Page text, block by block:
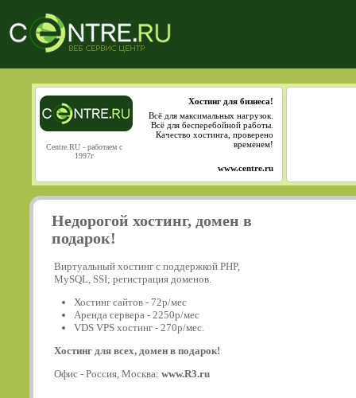
Centre.RU - работаем с
1997г
Хостинг для бизнеса!
Всё для максимальных нагрузок.
Всё для бесперебойной работы.
Качество хостинга, проверено
временем!
www.centre.ru
Недорогой хостинг, домен в
подарок!
Виртуальный хостинг с поддержкой PHP,
MySQL, SSI; регистрация доменов.
Хостинг сайтов - 72р/мес
Аренда сервера - 2250р/мес
VDS VPS хостинг - 270р/мес.
Хостинг для всех, домен в подарок!
Офис - Россия, Москва: www.R3.ru